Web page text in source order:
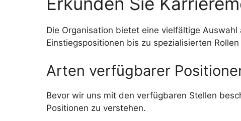
Die Organisation bietet eine vielfältige
Einstiegspositionen bis zu spezialisierten
Arten verfügbarer
Bevor wir uns mit den verfügbaren Stellen
Positionen zu verstehen.